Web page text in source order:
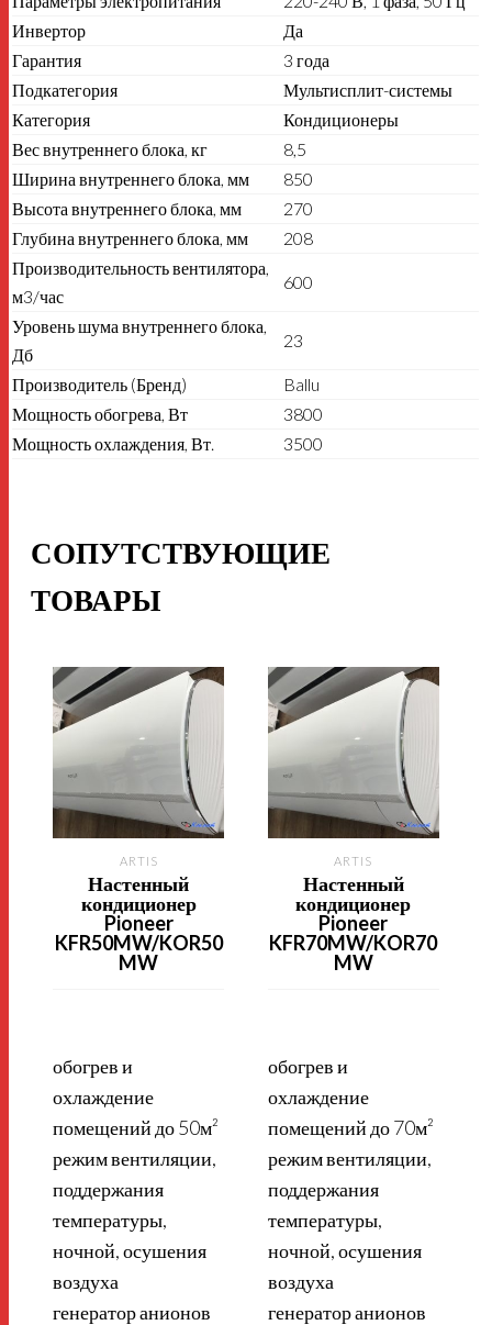
Инвертор
Да
Гарантия
3 года
Подкатегория
Мультисплит-системы
Категория
Кондиционеры
Вес внутреннего блока, кг
8,5
Ширина внутреннего блока, мм
850
Высота внутреннего блока, мм
270
Глубина внутреннего блока, мм
208
Производительность вентилятора,
м3/час
600
Уровень шума внутреннего блока,
Дб
23
Производитель (Бренд)
Ballu
Мощность обогрева, Вт
3800
Мощность охлаждения, Вт.
3500
СОПУТСТВУЮЩИЕ
ТОВАРЫ
ARTIS
Настенный
кондиционер
Pioneer
KFR50MW/KOR50
MW
обогрев и
охлаждение
помещений до 50м²
режим вентиляции,
поддержания
температуры,
ночной, осушения
воздуха
генератор анионов
ARTIS
Настенный
кондиционер
Pioneer
KFR70MW/KOR70
MW
обогрев и
охлаждение
помещений до 70м²
режим вентиляции,
поддержания
температуры,
ночной, осушения
воздуха
генератор анионов